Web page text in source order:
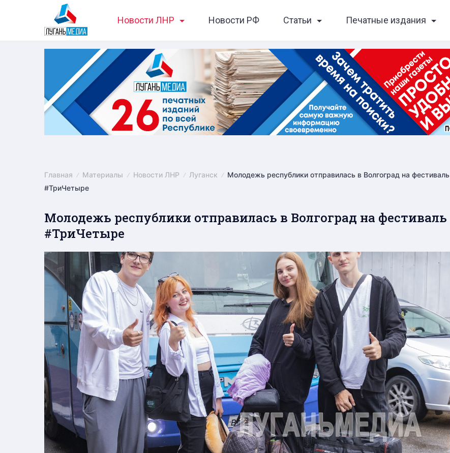
Новости ЛНР Новости РФ Статьи Печатные издания
Главная Материалы Новости ЛНР Луганск
Молодежь республики отправилась в Волгоград на фестиваль
#ТриЧетыре
Молодежь республики отправилась в Волгоград на фестиваль
#ТриЧетыре